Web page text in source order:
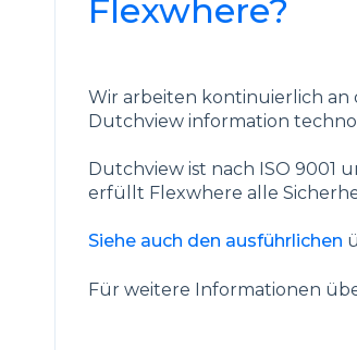
Flexwhere?
Wir arbeiten kontinuierlich an
Dutchview information
Dutchview ist nach ISO 9001
erfüllt Flexwhere alle
Siehe auch den ausführlichen
Für weitere Informationen